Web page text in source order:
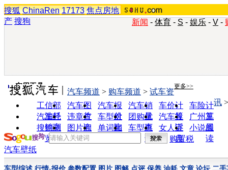
搜狐 ChinaRen 17173 焦点房地
产 搜狗 新闻 - 体育 - S - 娱乐 - V -
实用工具 更多>>
工信部
油耗
汽车图
片
汽车报
价
汽车销
量
车价计
算
车险计
算
汽车经
销商
违章查
询
车型对
比
团购优
惠
汽车投
诉
广州车
展
搜狗浏
览器
图片欣
赏
单词翻
车型查
询
女人宝
典
小说阅
读
汽车频道 > 购车频道 > 试车资
讯
购置税
汽车壁纸